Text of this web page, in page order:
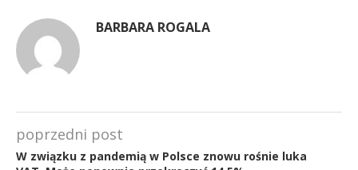
BARBARA ROGALA
poprzedni post
W związku z pandemią w Polsce znowu rośnie luka